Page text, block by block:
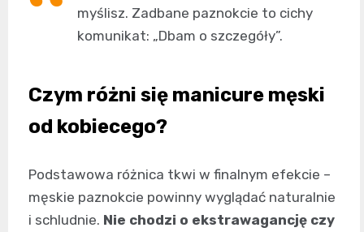
myślisz. Zadbane paznokcie to cichy
komunikat: „Dbam o szczegóły”.
Czym różni się manicure męski
od kobiecego?
Podstawowa różnica tkwi w finalnym efekcie –
męskie paznokcie powinny wyglądać naturalnie
i schludnie. Nie chodzi o ekstrawagancję czy